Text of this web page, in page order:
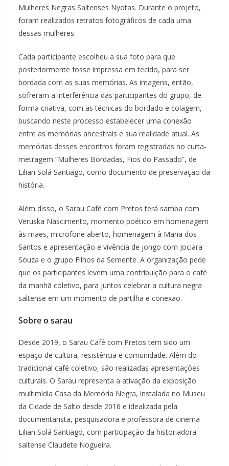
Mulheres Negras Saltenses Nyotas. Durante o projeto,
foram realizados retratos fotográficos de cada uma
dessas mulheres.
Cada participante escolheu a sua foto para que
posteriormente fosse impressa em tecido, para ser
bordada com as suas memórias. As imagens, então,
sofreram a interferência das participantes do grupo, de
forma criativa, com as técnicas do bordado e colagem,
buscando neste processo estabelecer uma conexão
entre as memórias ancestrais e sua realidade atual. As
memórias desses encontros foram registradas no curta-
metragem “Mulheres Bordadas, Fios do Passado”, de
Lilian Solá Santiago, como documento de preservação da
história.
Além disso, o Sarau Café com Pretos terá samba com
Veruska Nascimento, momento poético em homenagem
às mães, microfone aberto, homenagem à Maria dos
Santos e apresentação e vivência de jongo com Jociara
Souza e o grupo Filhos da Semente. A organização pede
que os participantes levem uma contribuição para o café
da manhã coletivo, para juntos celebrar a cultura negra
saltense em um momento de partilha e conexão.
Sobre o sarau
Desde 2019, o Sarau Café com Pretos tem sido um
espaço de cultura, resistência e comunidade. Além do
tradicional café coletivo, são realizadas apresentações
culturais. O Sarau representa a ativação da exposição
multimídia Casa da Memória Negra, instalada no Museu
da Cidade de Salto desde 2016 e idealizada pela
documentarista, pesquisadora e professora de cinema
Lilian Solá Santiago, com participação da historiadora
saltense Claudete Nogueira.